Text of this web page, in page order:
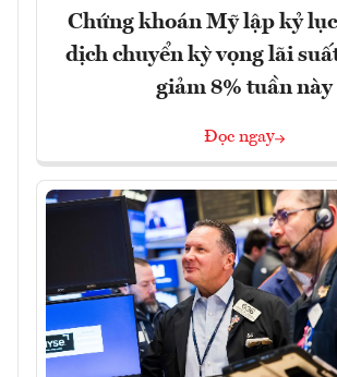
Chứng khoán Mỹ lập kỷ
dịch chuyển kỳ vọng lãi
giảm 8% tuần này
Đọc ngay